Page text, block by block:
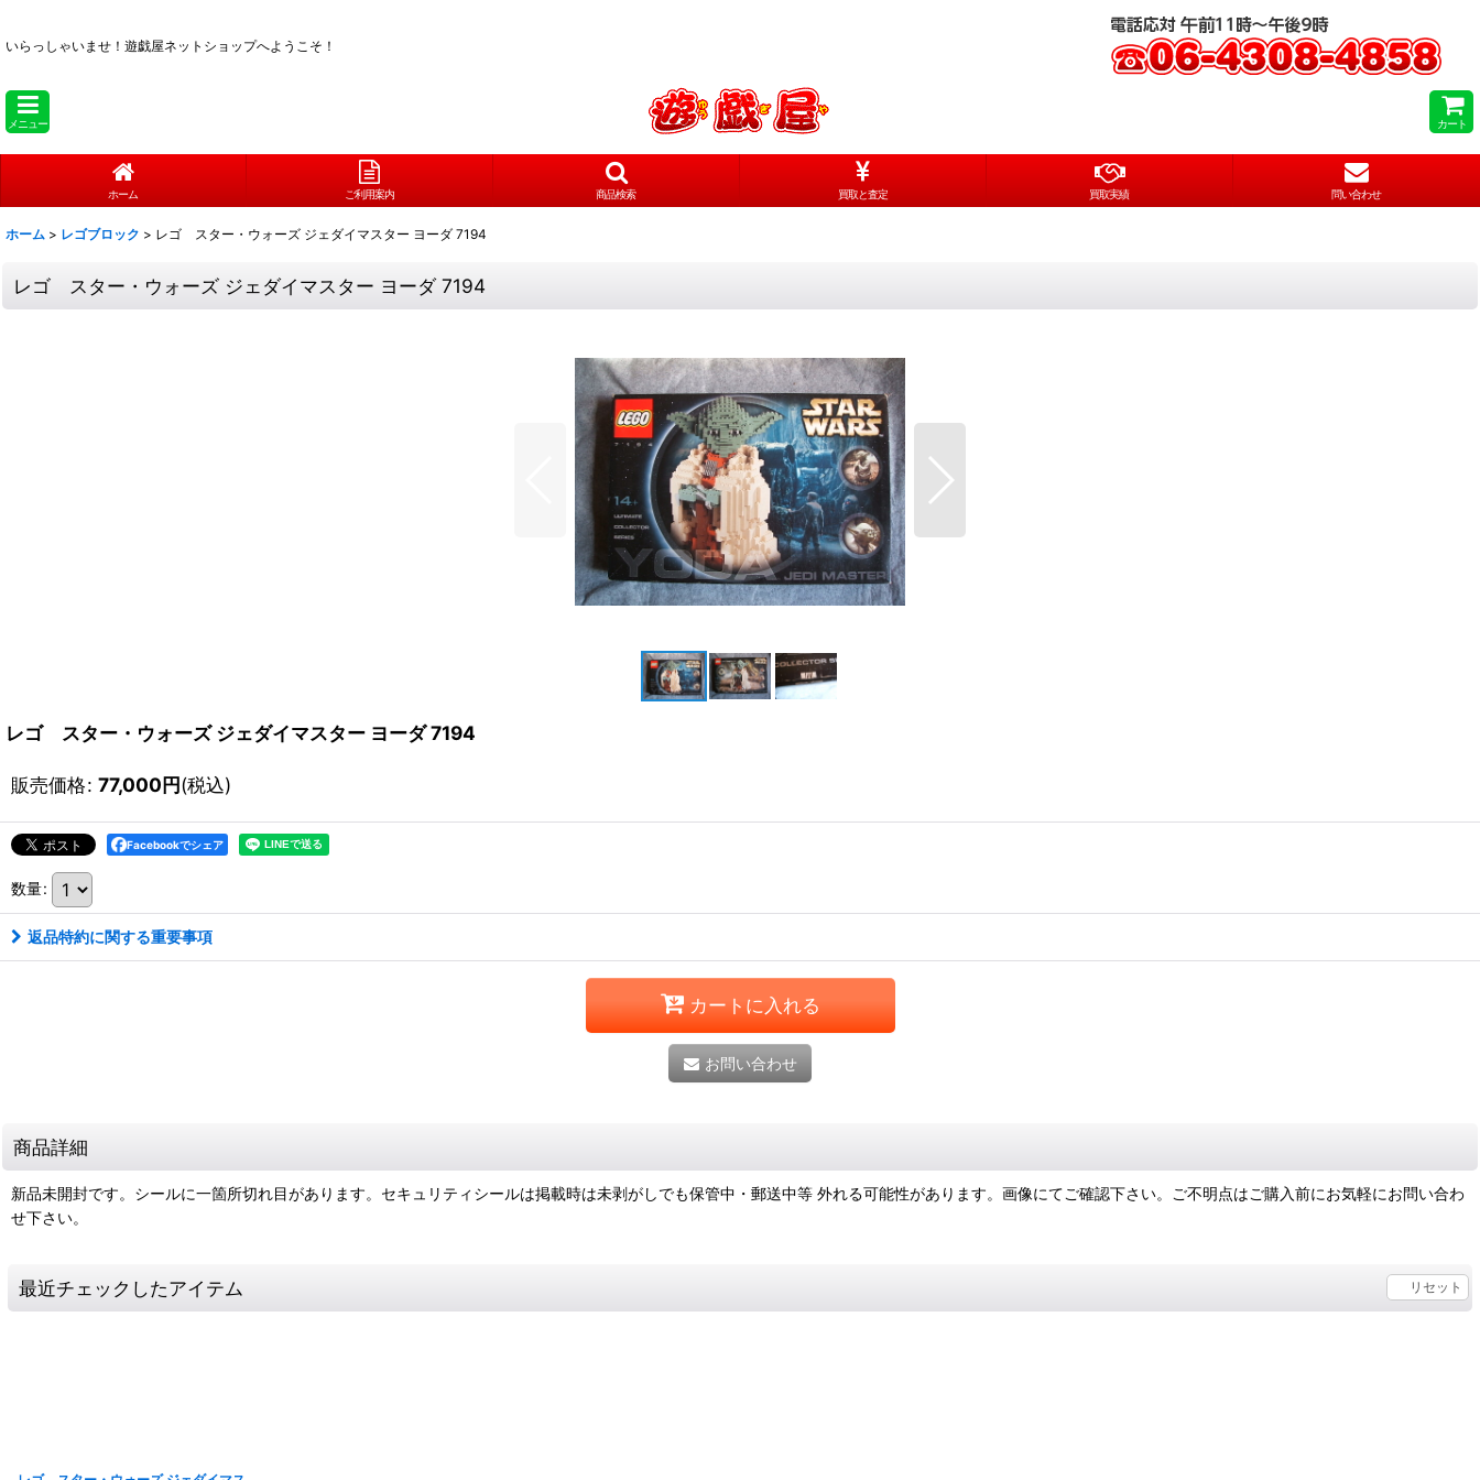
いらっしゃいませ！ 遊戯屋ネットショップへようこそ！
メニュー カート
ホーム ご利用案内 商品検索 買取と査定 買取実績 問い合わせ
ホーム > レゴブロック > レゴ スター・ウォーズ ジェダイマスター ヨーダ 7194
レゴ スター・ウォーズ ジェダイマスター ヨーダ 7194
レゴ スター・ウォーズ ジェダイマスター ヨーダ 7194
販売価格: 77,000円(税込)
Facebookでシェア
数量:
返品特約に関する重要事項
カートに入れる
お問い合わせ
商品詳細
新品未開封です。シールに一箇所切れ目があります。セキュリティシールは掲載時は未剥がしでも保管中・郵送中等 外れる可能性があります。画像にてご確認下さい。ご不明点はご購入前にお気軽にお問い合わ
せ下さい。
最近チェックしたアイテム リセット